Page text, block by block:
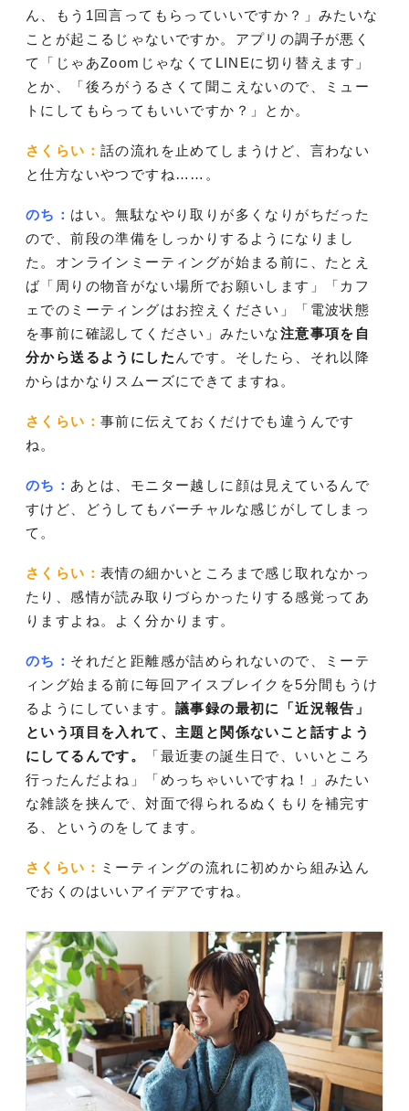
ん、もう1回言ってもらっていいですか？」みたいな
ことが起こるじゃないですか。アプリの調子が悪く
て「じゃあZoomじゃなくてLINEに切り替えます」
とか、「後ろがうるさくて聞こえないので、ミュー
トにしてもらってもいいですか？」とか。
さくらい： 話の流れを止めてしまうけど、言わない
と仕方ないやつですね……。
のち： はい。無駄なやり取りが多くなりがちだった
ので、前段の準備をしっかりするようになりまし
た。オンラインミーティングが始まる前に、たとえ
ば「周りの物音がない場所でお願いします」「カフ
ェでのミーティングはお控えください」「電波状態
を事前に確認してください」みたいな注意事項を自
分から送るようにした んです。そしたら、それ以降
からはかなりスムーズにできてますね。
さくらい： 事前に伝えておくだけでも違うんです
ね。
のち： あとは、モニター越しに顔は見えているんで
すけど、どうしてもバーチャルな感じがしてしまっ
て。
さくらい： 表情の細かいところまで感じ取れなかっ
たり、感情が読み取りづらかったりする感覚ってあ
りますよね。よく分かります。
のち： それだと距離感が詰められないので、ミーテ
ィング始まる前に毎回アイスブレイクを5分間もうけ
るようにしています。 議事録の最初に「近況報告」
という項目を入れて、主題と関係ないこと話すよう
にしてるんです。
「最近妻の誕生日で、いいところ
行ったんだよね」「めっちゃいいですね！」みたい
な雑談を挟んで、対面で得られるぬくもりを補完す
る、というのをしてます。
さくらい： ミーティングの流れに初めから組み込ん
でおくのはいいアイデアですね。